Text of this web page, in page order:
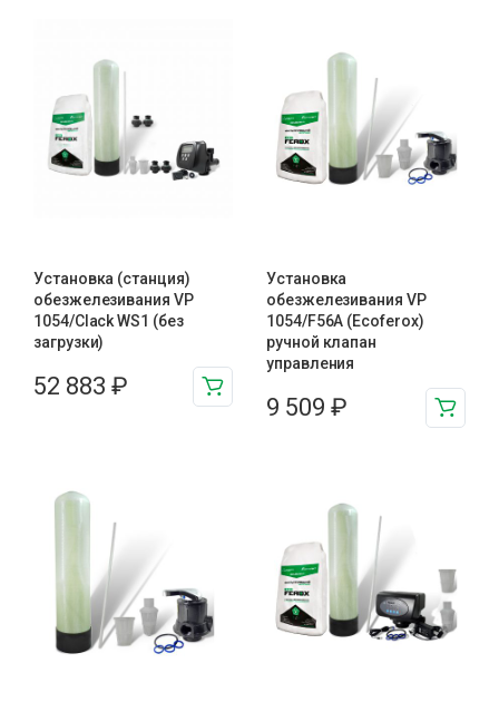
Установка (станция)
обезжелезивания VP
1054/Clack WS1 (без
загрузки)
52 883 ₽
Установка
обезжелезивания VP
1054/F56A (Ecoferox)
ручной клапан
управления
9 509 ₽